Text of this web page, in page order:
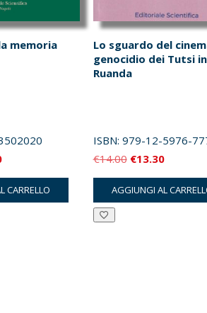
memoria
Il
prezzo
attuale
CARRELLO
Lo sguardo del
genocidio dei Tutsi in
Ruanda
ISBN: 979-12-5976-
€14.00 Il
prezzo
originale
€13.30Il
prezzo
attuale
AGGIUNGI AL